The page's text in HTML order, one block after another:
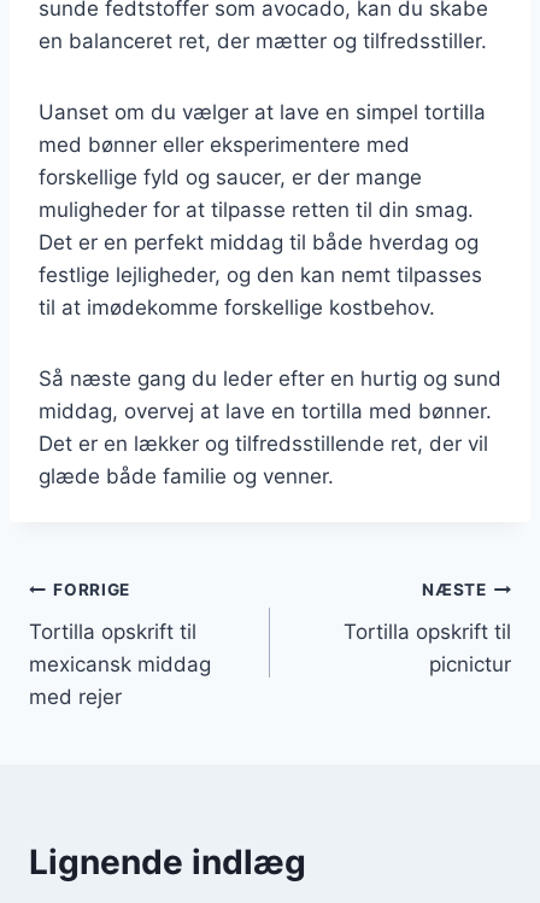
sunde fedtstoffer som avocado, kan du skabe
en balanceret ret, der mætter og tilfredsstiller.
Uanset om du vælger at lave en simpel tortilla
med bønner eller eksperimentere med
forskellige fyld og saucer, er der mange
muligheder for at tilpasse retten til din smag.
Det er en perfekt middag til både hverdag og
festlige lejligheder, og den kan nemt tilpasses
til at imødekomme forskellige kostbehov.
Så næste gang du leder efter en hurtig og sund
middag, overvej at lave en tortilla med bønner.
Det er en lækker og tilfredsstillende ret, der vil
glæde både familie og venner.
Indlægsnavigation
FORRIGE
Tortilla opskrift til
mexicansk middag
med rejer
NÆSTE
Tortilla opskrift til
picnictur
Lignende indlæg